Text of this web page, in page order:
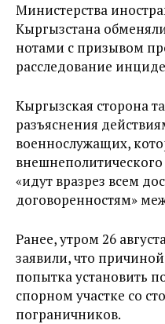
Министерства
Кыргызстана
нотами с призывом
расследование
Кыргызская сторона
разъяснения
военнослужащих,
«идут вразрез всем
договоренностям»
Ранее, утром 26
заявили, что
попытка установить
спорном участке со
пограничников.